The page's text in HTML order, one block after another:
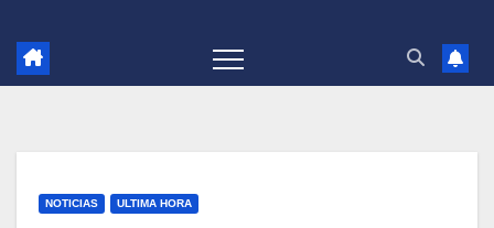
NOTICIAS ULTIMA HORA